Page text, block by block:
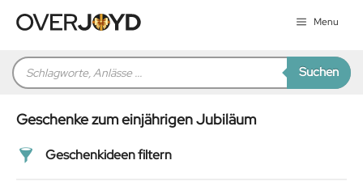
Inhalt
Menu
Products
search Suchen
Geschenke zum einjährigen Jubiläum
Geschenkideen filtern